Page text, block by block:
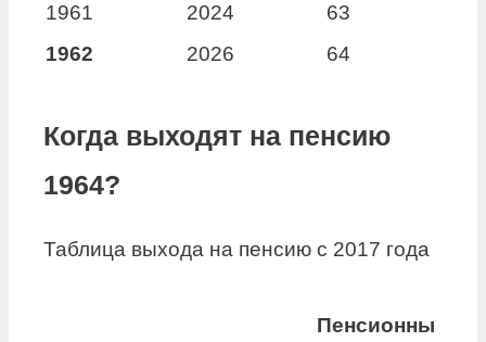
1961 2024
63
1962
2026 64
Когда выходят на пенсию
1964?
Таблица выхода на пенсию с 2017 года
Пенсионны